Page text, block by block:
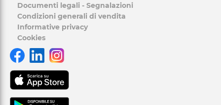
Documenti legali - Segnalazioni
Condizioni generali di vendita
Informative privacy
Cookies